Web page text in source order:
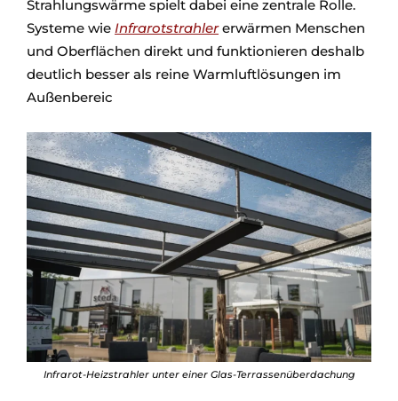
Strahlungswärme spielt dabei eine zentrale Rolle.
Systeme wie Infrarotstrahlererwärmen Menschen
und Oberflächen direkt und funktionieren deshalb
deutlich besser als reine Warmluftlösungen im
Außenbereic
Infrarot-Heizstrahler unter einer Glas-Terrassenüberdachung